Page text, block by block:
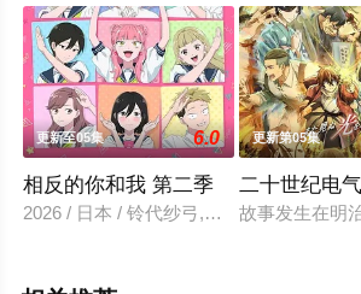
更新至05集 6.0
相反的你和我 第二季
2026 / 日本 / 铃代纱弓,坂田将吾,谷口梦
更新第05集
二十世纪电
故事发生在明